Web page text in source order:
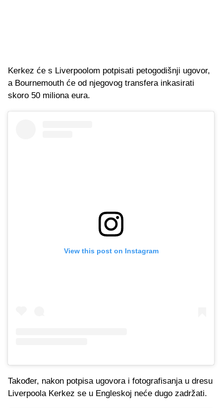
Kerkez će s Liverpoolom potpisati petogodišnji ugovor,
a Bournemouth će od njegovog transfera inkasirati
skoro 50 miliona eura.
View this post on Instagram
Također, nakon potpisa ugovora i fotografisanja u dresu
Liverpoola Kerkez se u Engleskoj neće dugo zadržati.